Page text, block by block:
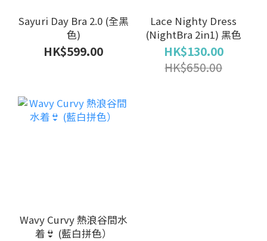
Sayuri Day Bra 2.0 (全黑
色)
HK$599.00
Lace Nighty Dress
(NightBra 2in1) 黑色
HK$130.00
HK$650.00
Wavy Curvy 熱浪谷間水
着👙 (藍白拼色）